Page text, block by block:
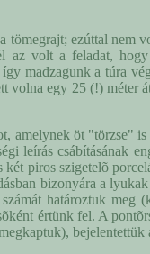
tömegrajt; ezúttal
volt a feladat,
madzagunk a túra
egy 25 (!) méter
amelynek öt "törzse"
leírás csábításának
piros szigetelõ
bizonyára a
határoztuk
értünk fel. A